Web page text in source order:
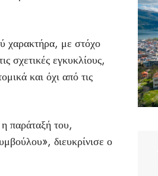
χαρακτήρα, με στόχο
σχετικές εγκυκλίους,
και όχι από τις
παράταξή του,
διευκρίνισε ο